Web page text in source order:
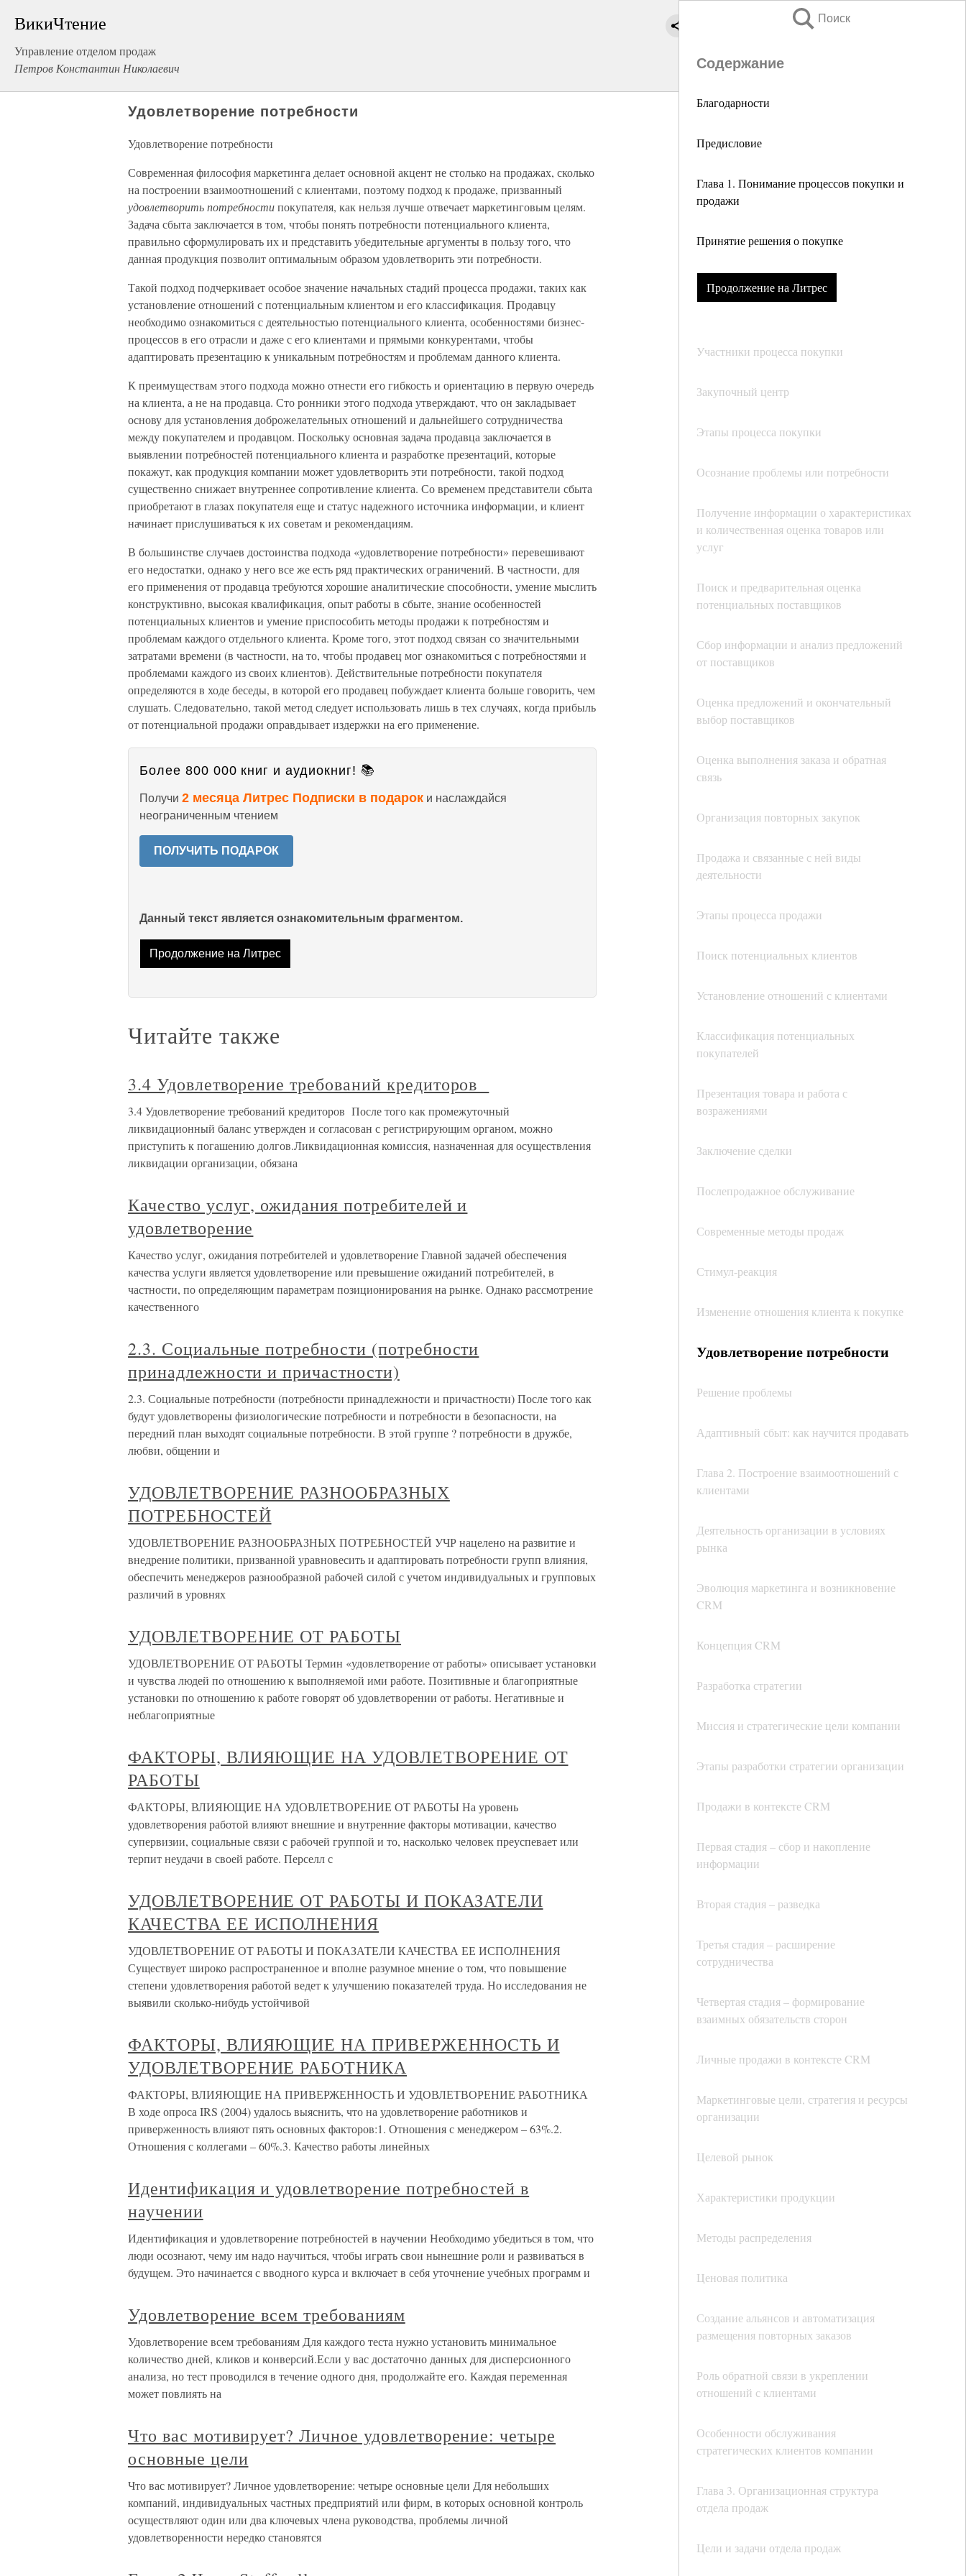
ВикиЧтение
Управление отделом продаж
Петров Константин Николаевич
Поиск
Содержание
Благодарности
Предисловие
Глава 1. Понимание процессов покупки и
продажи
Принятие решения о покупке
Продолжение на Литрес
Участники процесса покупки
Закупочный центр
Этапы процесса покупки
Осознание проблемы или потребности
Получение информации о характеристиках
и количественная оценка товаров или
услуг
Поиск и предварительная оценка
потенциальных поставщиков
Сбор информации и анализ предложений
от поставщиков
Оценка предложений и окончательный
выбор поставщиков
Оценка выполнения заказа и обратная
связь
Организация повторных закупок
Продажа и связанные с ней виды
деятельности
Этапы процесса продажи
Поиск потенциальных клиентов
Установление отношений с клиентами
Классификация потенциальных
покупателей
Презентация товара и работа с
возражениями
Заключение сделки
Послепродажное обслуживание
Современные методы продаж
Стимул-реакция
Изменение отношения клиента к покупке
Удовлетворение потребности
Решение проблемы
Адаптивный сбыт: как научится продавать
Глава 2. Построение взаимоотношений с
клиентами
Деятельность организации в условиях
рынка
Эволюция маркетинга и возникновение
CRM
Концепция CRM
Разработка стратегии
Миссия и стратегические цели компании
Этапы разработки стратегии организации
Продажи в контексте CRM
Первая стадия – сбор и накопление
информации
Вторая стадия – разведка
Третья стадия – расширение
сотрудничества
Четвертая стадия – формирование
взаимных обязательств сторон
Личные продажи в контексте CRM
Маркетинговые цели, стратегия и ресурсы
организации
Целевой рынок
Характеристики продукции
Методы распределения
Ценовая политика
Создание альянсов и автоматизация
размещения повторных заказов
Роль обратной связи в укреплении
отношений с клиентами
Особенности обслуживания
стратегических клиентов компании
Глава 3. Организационная структура
отдела продаж
Цели и задачи отдела продаж
Удовлетворение потребности
Удовлетворение потребности
Современная философия маркетинга делает основной акцент не столько на продажах, сколько
на построении взаимоотношений с клиентами, поэтому подход к продаже, призванный
удовлетворить потребностипокупателя, как нельзя лучше отвечает маркетинговым целям.
Задача сбыта заключается в том, чтобы понять потребности потенциального клиента,
правильно сформулировать их и представить убедительные аргументы в пользу того, что
данная продукция позволит оптимальным образом удовлетворить эти потребности.
Такой подход подчеркивает особое значение начальных стадий процесса продажи, таких как
установление отношений с потенциальным клиентом и его классификация. Продавцу
необходимо ознакомиться с деятельностью потенциального клиента, особенностями бизнес-
процессов в его отрасли и даже с его клиентами и прямыми конкурентами, чтобы
адаптировать презентацию к уникальным потребностям и проблемам данного клиента.
К преимуществам этого подхода можно отнести его гибкость и ориентацию в первую очередь
на клиента, а не на продавца. Сто ронники этого подхода утверждают, что он закладывает
основу для установления доброжелательных отношений и дальнейшего сотрудничества
между покупателем и продавцом. Поскольку основная задача продавца заключается в
выявлении потребностей потенциального клиента и разработке презентаций, которые
покажут, как продукция компании может удовлетворить эти потребности, такой подход
существенно снижает внутреннее сопротивление клиента. Со временем представители сбыта
приобретают в глазах покупателя еще и статус надежного источника информации, и клиент
начинает прислушиваться к их советам и рекомендациям.
В большинстве случаев достоинства подхода «удовлетворение потребности» перевешивают
его недостатки, однако у него все же есть ряд практических ограничений. В частности, для
его применения от продавца требуются хорошие аналитические способности, умение мыслить
конструктивно, высокая квалификация, опыт работы в сбыте, знание особенностей
потенциальных клиентов и умение приспособить методы продажи к потребностям и
проблемам каждого отдельного клиента. Кроме того, этот подход связан со значительными
затратами времени (в частности, на то, чтобы продавец мог ознакомиться с потребностями и
проблемами каждого из своих клиентов). Действительные потребности покупателя
определяются в ходе беседы, в которой его продавец побуждает клиента больше говорить, чем
слушать. Следовательно, такой метод следует использовать лишь в тех случаях, когда прибыль
от потенциальной продажи оправдывает издержки на его применение.
Более 800 000 книг и аудиокниг! 📚
Получи 2 месяца Литрес Подписки в подарок и наслаждайся
неограниченным чтением
ПОЛУЧИТЬ ПОДАРОК
Данный текст является ознакомительным фрагментом.
Продолжение на Литрес
Читайте также
3.4 Удовлетворение требований кредиторов
3.4 Удовлетворение требований кредиторов После того как промежуточный
ликвидационный баланс утвержден и согласован с регистрирующим органом, можно
приступить к погашению долгов.Ликвидационная комиссия, назначенная для осуществления
ликвидации организации, обязана
Качество услуг, ожидания потребителей и
удовлетворение
Качество услуг, ожидания потребителей и удовлетворение Главной задачей обеспечения
качества услуги является удовлетворение или превышение ожиданий потребителей, в
частности, по определяющим параметрам позиционирования на рынке. Однако рассмотрение
качественного
2.3. Социальные потребности (потребности
принадлежности и причастности)
2.3. Социальные потребности (потребности принадлежности и причастности) После того как
будут удовлетворены физиологические потребности и потребности в безопасности, на
передний план выходят социальные потребности. В этой группе ? потребности в дружбе,
любви, общении и
УДОВЛЕТВОРЕНИЕ РАЗНООБРАЗНЫХ
ПОТРЕБНОСТЕЙ
УДОВЛЕТВОРЕНИЕ РАЗНООБРАЗНЫХ ПОТРЕБНОСТЕЙ УЧР нацелено на развитие и
внедрение политики, призванной уравновесить и адаптировать потребности групп влияния,
обеспечить менеджеров разнообразной рабочей силой с учетом индивидуальных и групповых
различий в уровнях
УДОВЛЕТВОРЕНИЕ ОТ РАБОТЫ
УДОВЛЕТВОРЕНИЕ ОТ РАБОТЫ Термин «удовлетворение от работы» описывает установки
и чувства людей по отношению к выполняемой ими работе. Позитивные и благоприятные
установки по отношению к работе говорят об удовлетворении от работы. Негативные и
неблагоприятные
ФАКТОРЫ, ВЛИЯЮЩИЕ НА УДОВЛЕТВОРЕНИЕ ОТ
РАБОТЫ
ФАКТОРЫ, ВЛИЯЮЩИЕ НА УДОВЛЕТВОРЕНИЕ ОТ РАБОТЫ На уровень
удовлетворения работой влияют внешние и внутренние факторы мотивации, качество
супервизии, социальные связи с рабочей группой и то, насколько человек преуспевает или
терпит неудачи в своей работе. Перселл с
УДОВЛЕТВОРЕНИЕ ОТ РАБОТЫ И ПОКАЗАТЕЛИ
КАЧЕСТВА ЕЕ ИСПОЛНЕНИЯ
УДОВЛЕТВОРЕНИЕ ОТ РАБОТЫ И ПОКАЗАТЕЛИ КАЧЕСТВА ЕЕ ИСПОЛНЕНИЯ
Существует широко распространенное и вполне разумное мнение о том, что повышение
степени удовлетворения работой ведет к улучшению показателей труда. Но исследования не
выявили сколько-нибудь устойчивой
ФАКТОРЫ, ВЛИЯЮЩИЕ НА ПРИВЕРЖЕННОСТЬ И
УДОВЛЕТВОРЕНИЕ РАБОТНИКА
ФАКТОРЫ, ВЛИЯЮЩИЕ НА ПРИВЕРЖЕННОСТЬ И УДОВЛЕТВОРЕНИЕ РАБОТНИКА
В ходе опроса IRS (2004) удалось выяснить, что на удовлетворение работников и
приверженность влияют пять основных факторов:1. Отношения с менеджером – 63%.2.
Отношения с коллегами – 60%.3. Качество работы линейных
Идентификация и удовлетворение потребностей в
научении
Идентификация и удовлетворение потребностей в научении Необходимо убедиться в том, что
люди осознают, чему им надо научиться, чтобы играть свои нынешние роли и развиваться в
будущем. Это начинается с вводного курса и включает в себя уточнение учебных программ и
Удовлетворение всем требованиям
Удовлетворение всем требованиям Для каждого теста нужно установить минимальное
количество дней, кликов и конверсий.Если у вас достаточно данных для дисперсионного
анализа, но тест проводился в течение одного дня, продолжайте его. Каждая переменная
может повлиять на
Что вас мотивирует? Личное удовлетворение: четыре
основные цели
Что вас мотивирует? Личное удовлетворение: четыре основные цели Для небольших
компаний, индивидуальных частных предприятий или фирм, в которых основной контроль
осуществляют один или два ключевых члена руководства, проблемы личной
удовлетворенности нередко становятся